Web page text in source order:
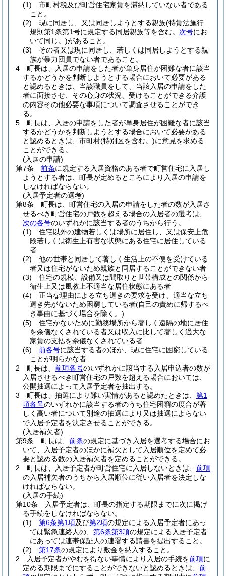
(1)
市町村税及び町営住宅家賃を滞納していない者である
こと。
(2)
現に同居し、又は同居しようとする親族(特賃法施行
規則第1条第1号に規定する同居親族等を含む。 次号にお
いて同じ。)があること。
(3)
その者又は現に同居し、若しくは同居しようとする親
族が暴力団員でない者であること。
4
町長は、入居の申請をした者が単身居住が困難な者に該当
するかどうかを判断しようとする場合において必要がある
と認めるときは、当該職員をして、当該入居の申請をした
者に面接させ、その心身の状況、受けることができる介護
の内容その他必要な事項について調査させることができ
る。
5
町長は、入居の申請をした者が単身居住が困難な者に該当
するかどうかを判断しようとする場合において必要がある
と認めるときは、市町村(特別区を含む。)に意見を求める
ことができる。
(入居の申請)
第7条
前条に規定する入居資格のある者で町営住宅に入居し
ようとする者は、町長が定めるところにより入居の申請を
しなければならない。
(入居予定者の選考)
第8条
町長は、町営住宅の入居の申請をした者の数が入居さ
せるべき町営住宅の戸数を超える場合の入居者の選考は、
次の各号のいずれかに該当する者のうちから行う。
(1)
住宅以外の建物若しくは場所に居住し、又は保安上危
険若しくは衛生上有害な状態にある住宅に居住している
者
(2)
他の世帯と同居して著しく生活上の不便を受けている
者又は住宅がないため親族と同居することができない者
(3)
住宅の規模、設備又は間取りと世帯構成との関係から
衛生上又は風教上不適当な居住状態にある者
(4)
正当な理由による立ち退きの要求を受け、適当な立ち
退き先がないため困窮している者(自己の責めに帰するべ
き事由に基づく場合を除く。)
(5)
住宅がないために勤務場所から著しく遠隔の地に居住
を余儀なくされている者又は収入に比して著しく過大な
家賃の支払を余儀なくされている者
(6)
前各号に該当する者のほか、現に住宅に困窮している
ことが明らかな者
2
町長は、 前項各号のいずれかに該当する入居申込者の数が
入居させるべき町営住宅の戸数を超える場合においては、
公開抽選によって入居予定者を抽出する。
3
町長は、抽選により難い実情があると認めたときは、 第1
項各号のいずれかに該当する者のうち住宅困窮の度合が著
しく高い者について別途の抽選により又は抽選によらない
で入居予定者を決定させることができる。
(入居補欠者)
第9条
町長は、 前条の規定に基づき入居を選考する場合にお
いて、入居予定者のほかに補欠として入居順位を定めて必
要と認める数の入居補欠者を定めることができる。
2
町長は、入居予定者が町営住宅に入居しないときは、 前項
の入居補欠者のうちから入居順位に従い入居者を決定しな
ければならない。
(入居の手続)
第10条
入居予定者は、町長の指定する期限までに次に掲げ
る手続をしなければならない。
(1)
第6条第1項及び第2項の規定による入居予定者にあっ
ては緊急連絡人の、 第6条第3項の規定による入居予定者
にあっては連帯保証人の連署する請書を提出すること。
(2)
第17条の規定により敷金を納入すること。
2
入居予定者がやむを得ない事情により入居の手続を前項に
定める期限までにすることができないと認めるときは、 前